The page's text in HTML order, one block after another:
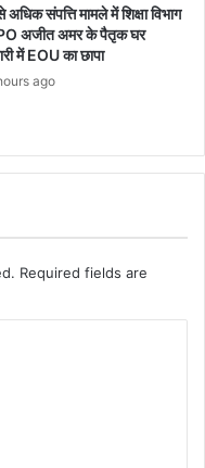
संपत्ति मामले में शिक्षा विभाग
अजीत अमर के पैतृक घर
में EOU का छापा
ago
Required fields are